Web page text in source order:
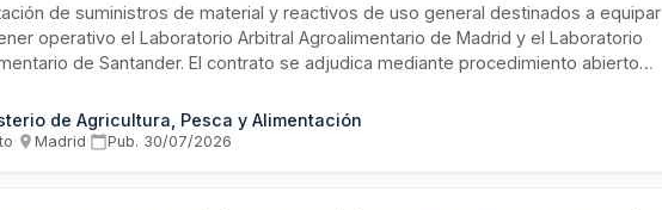
de suministros de material y reactivos de uso general destinados a equipar
operativo el Laboratorio Arbitral Agroalimentario de Madrid y el Laboratorio
de Santander. El contrato se adjudica mediante procedimiento abierto
presenten ofertas por lotes divisibles. La ejecución queda condicionada a la
de crédito presupuestario y exige cumplimiento de requisitos mínimos de
de Agricultura, Pesca y Alimentación
· Madrid· Pub. 30/07/2026